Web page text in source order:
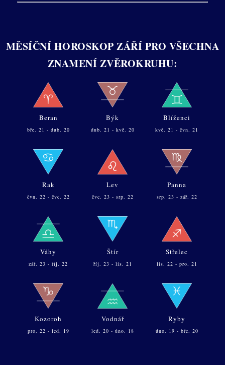
MĚSÍČNÍ HOROSKOP ZÁŘÍ PRO VŠECHNA
ZNAMENÍ ZVĚROKRUHU:
Beran
bře. 21 - dub. 20
Býk
dub. 21 - kvě. 20
Blíženci
kvě. 21 - čvn. 21
Rak
čvn. 22 - čvc. 22
Lev
čvc. 23 - srp. 22
Panna
srp. 23 - zář. 22
Váhy
zář. 23 - říj. 22
Štír
říj. 23 - lis. 21
Střelec
lis. 22 - pro. 21
Kozoroh
pro. 22 - led. 19
Vodnář
led. 20 - úno. 18
Ryby
úno. 19 - bře. 20